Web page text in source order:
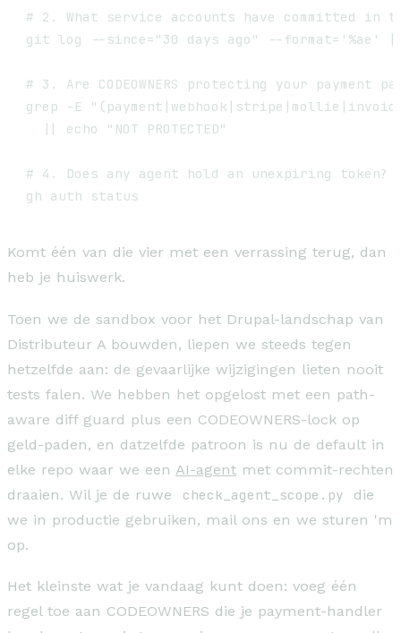
# 2. What service accounts have committed in
git log --since="30 days ago" --format='%ae'
# 3. Are CODEOWNERS protecting your payment
grep -E "(payment|webhook|stripe|mollie|invoice)"
  || echo "NOT PROTECTED"
# 4. Does any agent hold an unexpiring token?
gh auth status
Komt één van die vier met een verrassing terug, dan
heb je huiswerk.
Toen we de sandbox voor het Drupal-landschap van
Distributeur A bouwden, liepen we steeds tegen
hetzelfde aan: de gevaarlijke wijzigingen lieten nooit
tests falen. We hebben het opgelost met een path-
aware diff guard plus een CODEOWNERS-lock op
geld-paden, en datzelfde patroon is nu de default in
elke repo waar we een AI-agent met commit-rechten
draaien. Wil je de ruwe
check_agent_scope.py
die
we in productie gebruiken, mail ons en we sturen 'm
op.
Het kleinste wat je vandaag kunt doen: voeg één
regel toe aan CODEOWNERS die je payment-handler